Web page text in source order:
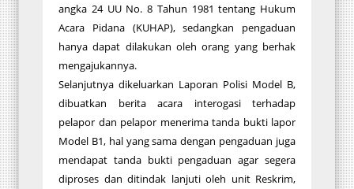
angka 24 UU No. 8 Tahun 1981 tentang Hukum
Acara Pidana (KUHAP), sedangkan pengaduan
hanya dapat dilakukan oleh orang yang berhak
mengajukannya.
Selanjutnya dikeluarkan Laporan Polisi Model B,
dibuatkan berita acara interogasi terhadap
pelapor dan pelapor menerima tanda bukti lapor
Model B1, hal yang sama dengan pengaduan juga
mendapat tanda bukti pengaduan agar segera
diproses dan ditindak lanjuti oleh unit Reskrim,